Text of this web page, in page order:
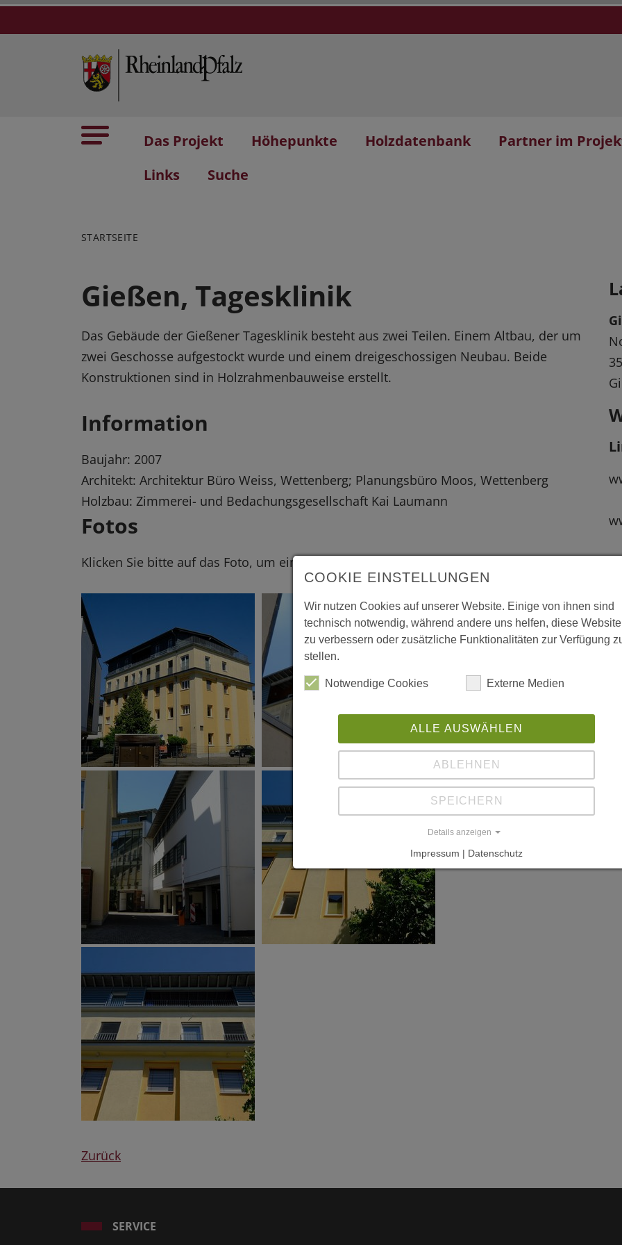
Das Projekt Höhepunkte Holzdatenbank
Partner im
Links
Suche
STARTSEITE
Gießen, Tagesklinik
Das Gebäude der Gießener Tagesklinik besteht aus zwei Teilen. Einem Altbau, der um
zwei Geschosse aufgestockt wurde und einem dreigeschossigen Neubau. Beide
Konstruktionen sind in Holzrahmenbauweise erstellt.
Information
Baujahr: 2007
Architekt: Architektur Büro Weiss, Wettenberg; Planungsbüro Moos, Wettenberg
Holzbau: Zimmerei- und Bedachungsgesellschaft Kai Laumann
Fotos
Klicken Sie bitte auf das Foto, um eine vergrößerte Darstellung zu erhalten.
Zurück
SERVICE
COOKIE EINSTELLUNGEN
Wir nutzen Cookies auf unserer Website. Einige von ihnen sind
technisch notwendig, während andere uns helfen, diese Website
zu verbessern oder zusätzliche Funktionalitäten zur Verfügung
stellen.
Notwendige Cookies Externe Medien
ALLE AUSWÄHLEN
ABLEHNEN
SPEICHERN
Details anzeigen
Impressum | Datenschutz